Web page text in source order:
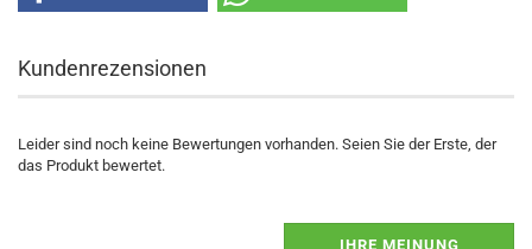
Kundenrezensionen
Leider sind noch keine Bewertungen vorhanden. Seien Sie der Erste, der
das Produkt bewertet.
IHRE MEINUNG